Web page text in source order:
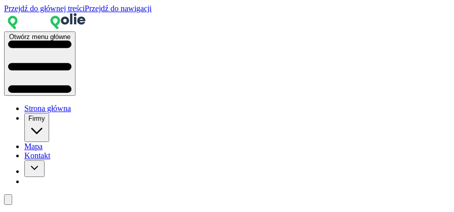
Przejdź do głównej treściPrzejdź do nawigacji
Otwórz menu główne
Strona główna
Firmy
Mapa
Kontakt